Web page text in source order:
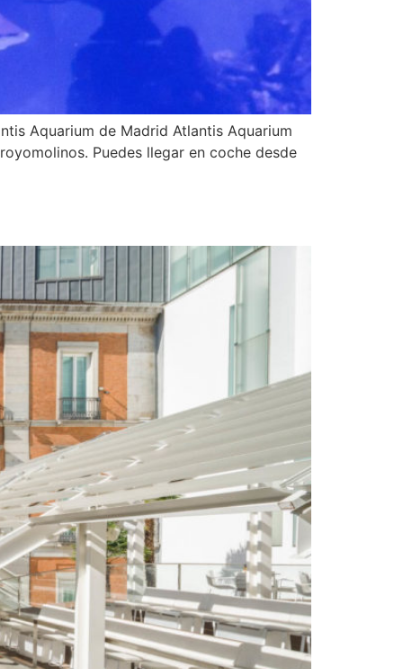
Aquarium de Madrid Atlantis Aquarium
Puedes llegar en coche desde